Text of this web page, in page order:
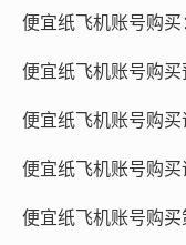
了解账号类型：纸
能更全面，根据您
付款方式：在购买
付宝、微信支付等
便宜纸飞机账号购
便宜纸飞机账号购
便宜纸飞机账号购